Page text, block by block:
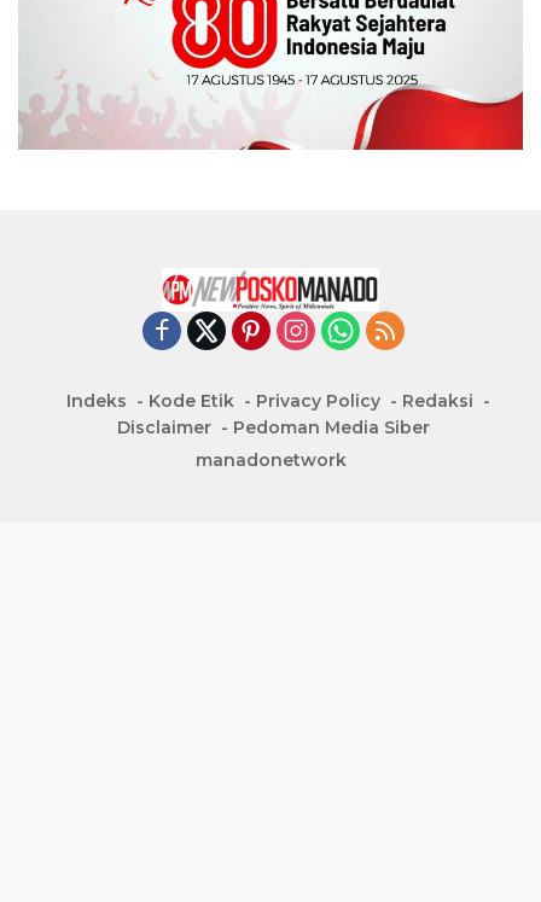
Indeks Kode Etik Privacy Policy
Redaksi
Disclaimer
Pedoman Media Siber
manadonetwork